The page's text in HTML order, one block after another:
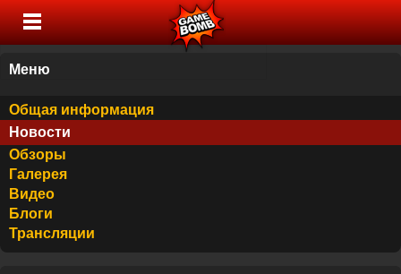
Меню
Общая информация
Новости
Обзоры
Галерея
Видео
Блоги
Трансляции